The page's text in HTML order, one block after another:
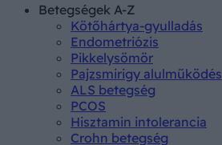
Betegségek A-Z
Kötőhártya-gyulladás
Endometriózis
Pikkelysömör
Pajzsmirigy alulműködés
ALS betegség
PCOS
Hisztamin intolerancia
Crohn betegség